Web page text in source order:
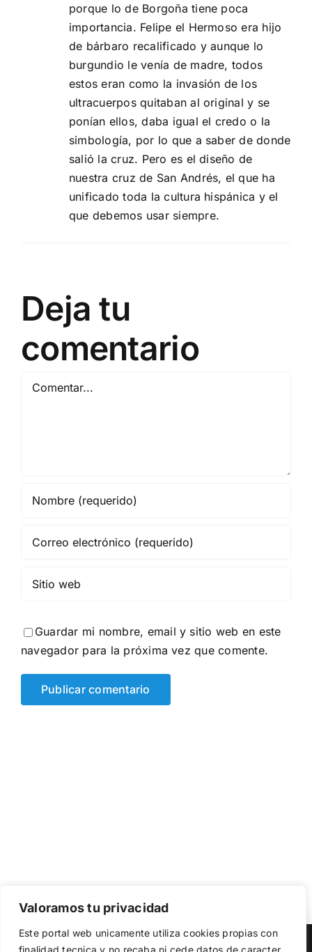
Valoramos tu privacidad
Este portal web unicamente utiliza cookies propias con
finalidad tecnica y no recaba ni cede datos de caracter
porque lo de Borgoña tiene poca
importancia. Felipe el Hermoso era hijo
de bárbaro recalificado y aunque lo
burgundio le venía de madre, todos
estos eran como la invasión de los
ultracuerpos quitaban al original y se
ponían ellos, daba igual el credo o la
simbología, por lo que a saber de donde
salió la cruz. Pero es el diseño de
nuestra cruz de San Andrés, el que ha
unificado toda la cultura hispánica y el
que debemos usar siempre.
Deja tu
comentario
Guardar mi nombre, email y sitio web en este
navegador para la próxima vez que comente.
Copyright 2023 | Democracia Nacional | All Rights Reserved
el funcionamiento de la web, medir su uso y mejorar